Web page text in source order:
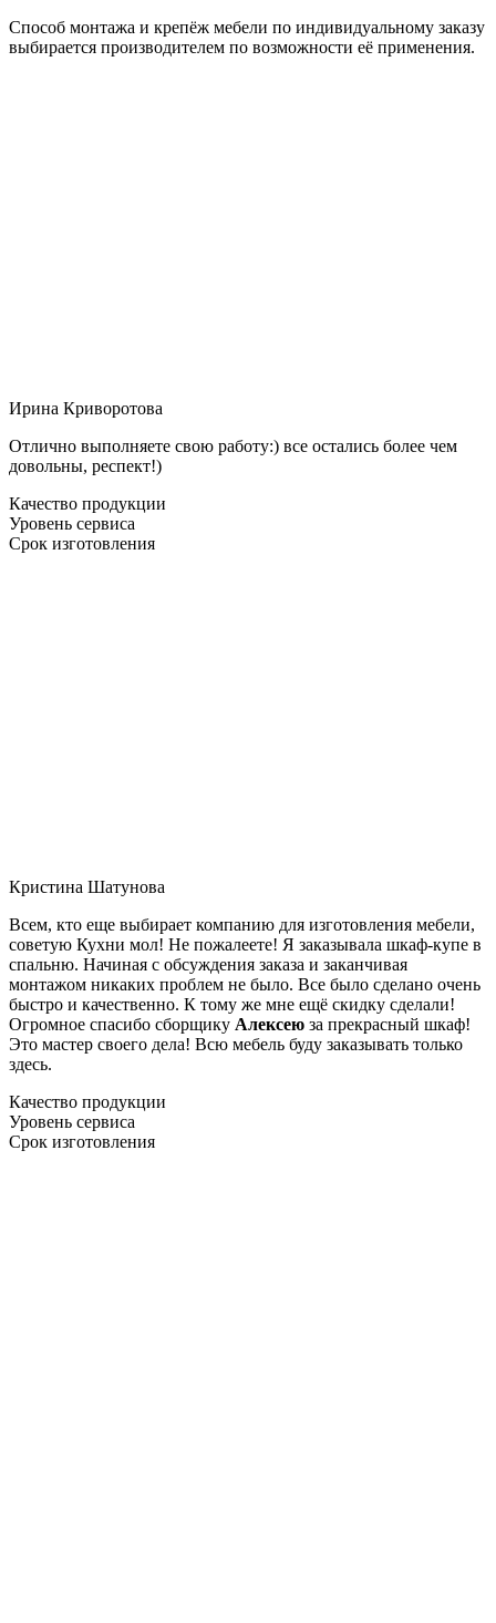
Способ монтажа и крепёж мебели по индивидуальному заказу
выбирается производителем по возможности её применения.
Ирина Криворотова
Отлично выполняете свою работу:) все остались более чем
довольны, респект!)
Качество продукции
Уровень сервиса
Срок изготовления
Кристина Шатунова
Всем, кто еще выбирает компанию для изготовления мебели,
советую Кухни мол! Не пожалеете! Я заказывала шкаф-купе в
спальню. Начиная с обсуждения заказа и заканчивая
монтажом никаких проблем не было. Все было сделано очень
быстро и качественно. К тому же мне ещё скидку сделали!
Огромное спасибо сборщику Алексею за прекрасный шкаф!
Это мастер своего дела! Всю мебель буду заказывать только
здесь.
Качество продукции
Уровень сервиса
Срок изготовления